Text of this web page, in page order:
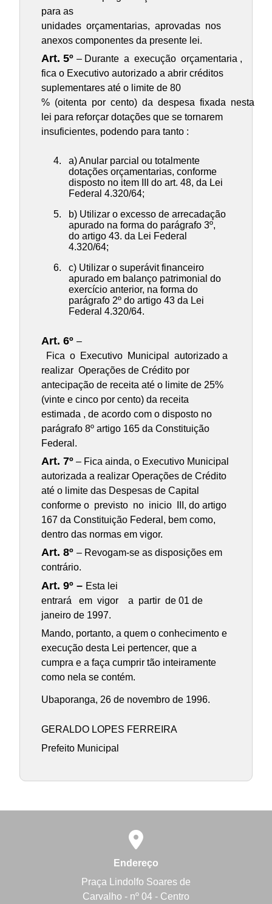
para as
unidades orçamentarias, aprovadas nos
anexos componentes da presente lei.
Art. 5º– Durante a execução orçamentaria ,
fica o Executivo autorizado a abrir créditos
suplementares até o limite de 80
% (oitenta por cento) da despesa fixada nesta
lei para reforçar dotações que se tornarem
insuficientes, podendo para tanto :
a) Anular parcial ou totalmente
dotações orçamentarias, conforme
disposto no item III do art. 48, da Lei
Federal 4.320/64;
b) Utilizar o excesso de arrecadação
apurado na forma do parágrafo 3º,
do artigo 43. da Lei Federal
4.320/64;
c) Utilizar o superávit financeiro
apurado em balanço patrimonial do
exercício anterior, na forma do
parágrafo 2º do artigo 43 da Lei
Federal 4.320/64.
Art. 6º–
Fica o Executivo Municipal autorizado a
realizar Operações de Crédito por
antecipação de receita até o limite de 25%
(vinte e cinco por cento) da receita
estimada , de acordo com o disposto no
parágrafo 8º artigo 165 da Constituição
Federal.
Art. 7º – Fica ainda, o Executivo Municipal
autorizada a realizar Operações de Crédito
até o limite das Despesas de Capital
conforme o previsto no inicio III, do artigo
167 da Constituição Federal, bem como,
dentro das normas em vigor.
Art. 8º– Revogam-se as disposições em
contrário.
Art. 9º – Esta lei
entrará em vigor a partir de 01 de
janeiro de 1997.
Mando, portanto, a quem o conhecimento e
execução desta Lei pertencer, que a
cumpra e a faça cumprir tão inteiramente
como nela se contém.
Ubaporanga, 26 de novembro de 1996.
GERALDO LOPES FERREIRA
Prefeito Municipal
Endereço
Praça Lindolfo Soares de
Carvalho - nº 04 - Centro